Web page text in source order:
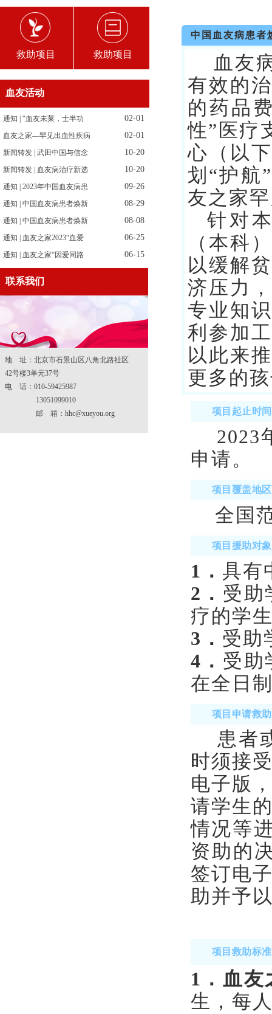
救助项目 救助项目
血友活动
通知 | “血友未莱，士半功 02-01
血友之家—罕见出血性疾病 02-01
新闻转发 | 武田中国与信念 10-20
新闻转发 | 血友病治疗新选 10-20
通知 | 2023年中国血友病患 09-26
通知 | 中国血友病患者焕新 08-29
通知 | 中国血友病患者焕新 08-08
通知 | 血友之家2023“血爱 06-25
通知 | 血友之家“因爱同路 06-15
联系我们
地 址：北京市石景山区八角北路社区
42号楼3单元37号
电 话：010-59425987
13051099010
邮 箱：hhc@xueyou.org
中国血友病患
血友病
有效的
的药品
性”医疗
心（以
划“护航
友之家
针对
（本科
以缓解
济压力
专业知
利参加
以此来
更多的
项目起止时间
2023
申请。
项目覆盖地区
全国
项目援助对象
1． 具有
2． 受助
疗的学
3． 受助
4． 受助
在全日
项目申请救
患者
时须接
电子版
请学生
情况等
资助的
签订电
助并予
项目救助标准
1 ．血
生，每